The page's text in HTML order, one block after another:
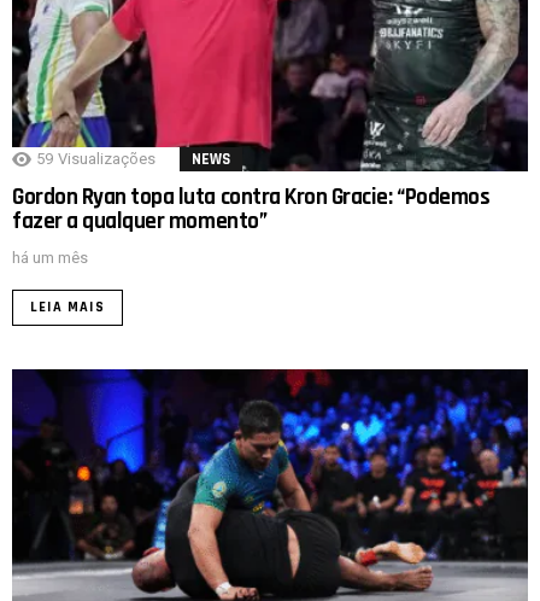
59 Visualizações NEWS
Gordon Ryan topa luta contra Kron Gracie: “Podemos
fazer a qualquer momento”
há um mês
LEIA MAIS